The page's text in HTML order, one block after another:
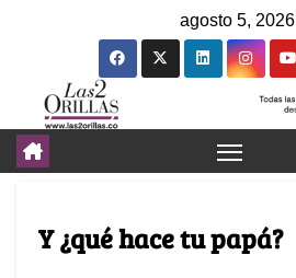
agosto 5, 2026
Y ¿qué hace tu papá?